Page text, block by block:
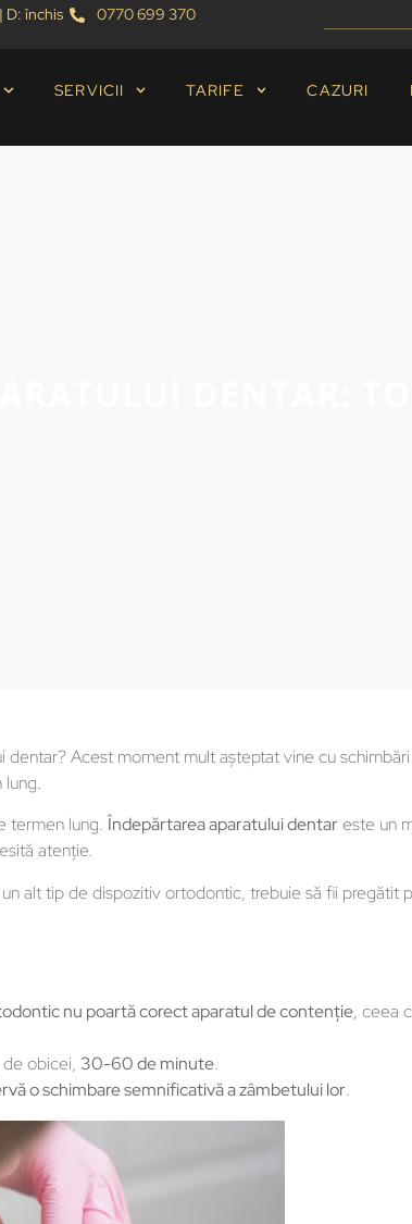
D: închis
0770 699 370
SERVICII TARIFE CAZURI
Acest moment mult așteptat vine cu
lung.
termen lung. Îndepărtarea aparatului dentareste un
atenţie.
alt tip de dispozitiv ortodontic, trebuie să fii pregătit
nu poartă corect aparatul de contenţie, ceea
obicei, 30-60 de minute.
o schimbare semnificativă a zâmbetului lor.